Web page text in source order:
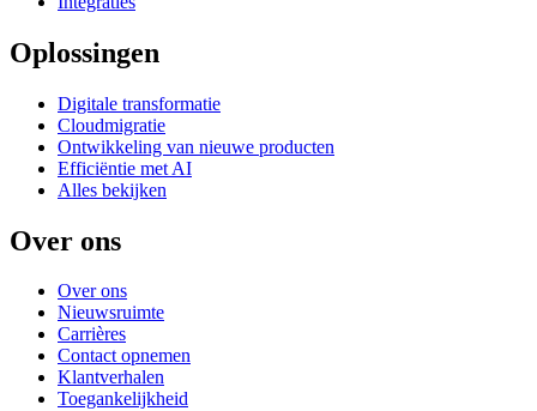
Oplossingen
Digitale transformatie
Cloudmigratie
Ontwikkeling van nieuwe producten
Efficiëntie met AI
Alles bekijken
Over ons
Over ons
Nieuwsruimte
Carrières
Contact opnemen
Klantverhalen
Toegankelijkheid